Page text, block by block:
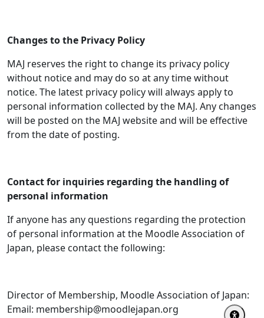
Changes to the Privacy Policy
MAJ reserves the right to change its privacy policy
without notice and may do so at any time without
notice. The latest privacy policy will always apply to
personal information collected by the MAJ. Any changes
will be posted on the MAJ website and will be effective
from the date of posting.
Contact for inquiries regarding the handling of
personal information
If anyone has any questions regarding the protection
of personal information at the Moodle Association of
Japan, please contact the following:
Director of Membership, Moodle Association of Japan:
Email: membership@moodlejapan.org